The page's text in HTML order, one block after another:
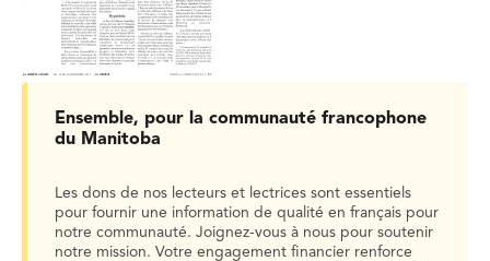
Ensemble, pour la communauté francophone
du Manitoba
Les dons de nos lecteurs et lectrices sont essentiels
pour fournir une information de qualité en français pour
notre communauté. Joignez-vous à nous pour soutenir
notre mission. Votre engagement financier renforce